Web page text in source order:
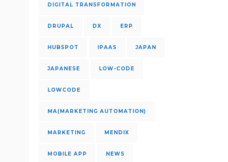
DIGITAL TRANSFORMATION
DRUPAL DX ERP
HUBSPOT IPAAS JAPAN
JAPANESE LOW-CODE
LOWCODE
MA(MARKETING AUTOMATION)
MARKETING MENDIX
MOBILE APP NEWS